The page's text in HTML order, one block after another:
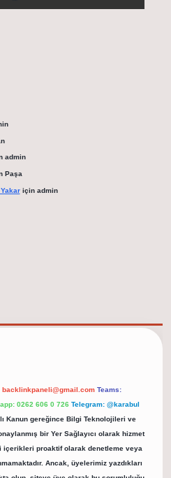
admin
Paşa
için admin
backlinkpaneli@gmail.com Teams:
0262 606 0 726 Telegram: @karabul
Kanun gereğince Bilgi Teknolojileri ve
bir Yer Sağlayıcı olarak hizmet
içerikleri proaktif olarak denetleme veya
Ancak, üyelerimiz yazdıkları